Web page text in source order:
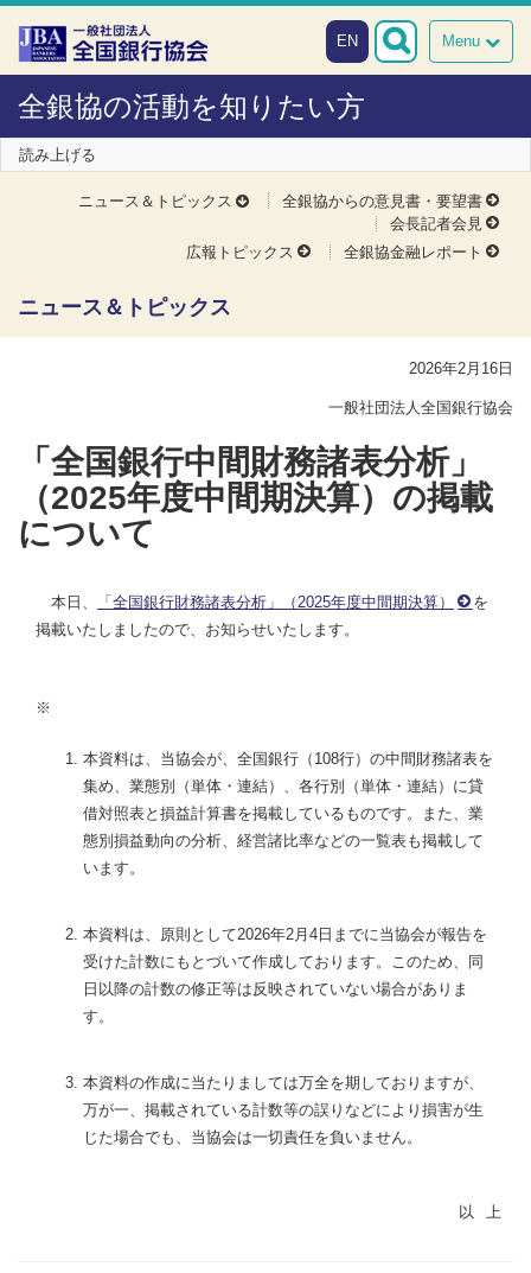
本文へスキップ
障がい者向け相談窓口
Menu
EN
全銀協の活動を知りたい方
読み上げる
ニュース＆トピックス
全銀協からの意見書・要望書
会長記者会見
広報トピックス
全銀協金融レポート
ニュース＆トピックス
2026年2月16日
一般社団法人全国銀行協会
「全国銀行中間財務諸表分析」
（2025年度中間期決算）の掲載
について
本日、 「全国銀行財務諸表分析」（2025年度中間期決算）
を
掲載いたしましたので、お知らせいたします。
※
本資料は、当協会が、全国銀行（108行）の中間財務諸表を
集め、業態別（単体・連結）、各行別（単体・連結）に貸
借対照表と損益計算書を掲載しているものです。また、業
態別損益動向の分析、経営諸比率などの一覧表も掲載して
います。
本資料は、原則として2026年2月4日までに当協会が報告を
受けた計数にもとづいて作成しております。このため、同
日以降の計数の修正等は反映されていない場合がありま
す。
本資料の作成に当たりましては万全を期しておりますが、
万が一、掲載されている計数等の誤りなどにより損害が生
じた場合でも、当協会は一切責任を負いません。